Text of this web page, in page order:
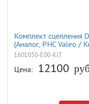
Комплект сцепления
(Аналог, PHC Valeo /
1601050-E00-KIT
Цена: 12100